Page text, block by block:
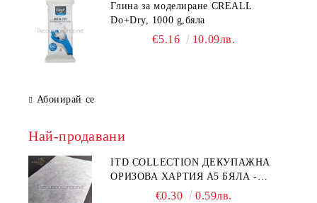
Глина за моделиране CREALL
Do+Dry, 1000 g,бяла
€5.16 10.09лв.
Абонирай се
Най-продавани
ITD COLLECTION ДЕКУПАЖНА
ОРИЗОВА ХАРТИЯ А5 БЯЛА -
€0.30 0.59лв.